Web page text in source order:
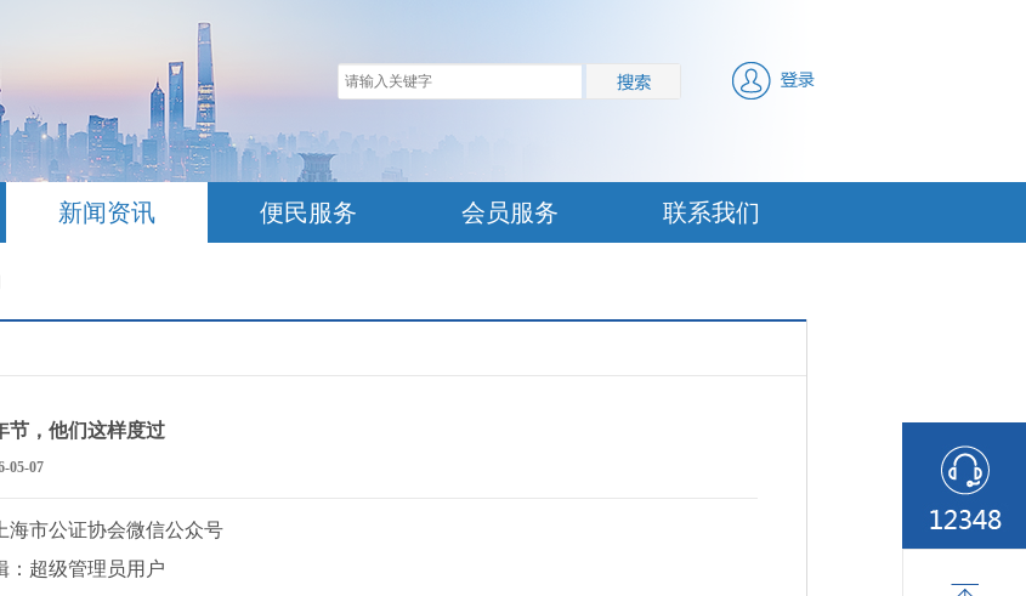
新闻资讯 便民服务 会员服务 联系我们
节，他们这样度过
05-07
海市公证协会微信公众号
：超级管理员用户